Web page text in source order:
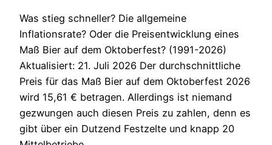
Was stieg schneller? Die allgemeine
Inflationsrate? Oder die Preisentwicklung eines
Maß Bier auf dem Oktoberfest? (1991-2026)
Aktualisiert: 21. Juli 2026 Der durchschnittliche
Preis für das Maß Bier auf dem Oktoberfest 2026
wird 15,61 € betragen. Allerdings ist niemand
gezwungen auch diesen Preis zu zahlen, denn es
gibt über ein Dutzend Festzelte und knapp 20